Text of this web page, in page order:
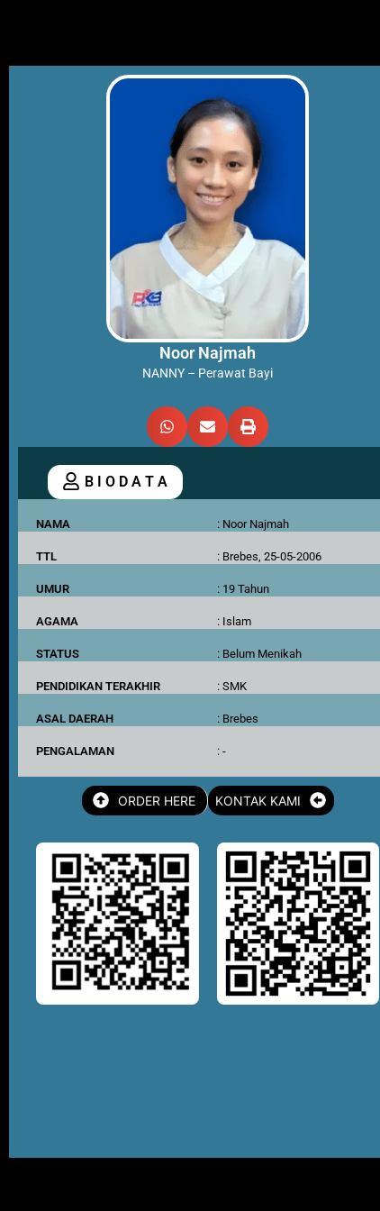
Noor Najmah
NANNY – Perawat Bayi
B I O D A T A
NAMA : Noor Najmah
TTL : Brebes, 25-05-2006
UMUR : 19 Tahun
AGAMA : Islam
STATUS : Belum Menikah
PENDIDIKAN TERAKHIR : SMK
ASAL DAERAH : Brebes
PENGALAMAN : -
ORDER HERE KONTAK KAMI